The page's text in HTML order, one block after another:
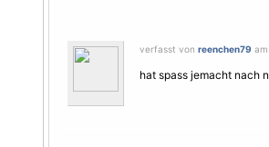
verfasst von reenchen79
hat spass jemacht nach